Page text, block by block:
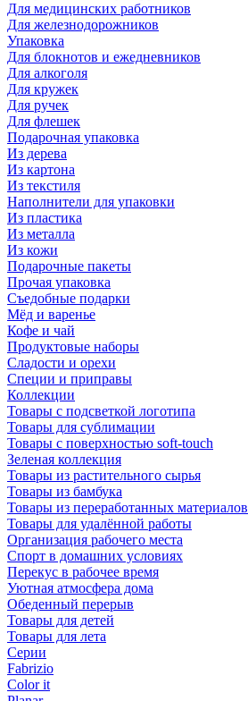
Для медицинских работников
Для железнодорожников
Упаковка
Для блокнотов и ежедневников
Для алкоголя
Для кружек
Для ручек
Для флешек
Подарочная упаковка
Из дерева
Из картона
Из текстиля
Наполнители для упаковки
Из пластика
Из металла
Из кожи
Подарочные пакеты
Прочая упаковка
Съедобные подарки
Мёд и варенье
Кофе и чай
Продуктовые наборы
Сладости и орехи
Специи и приправы
Коллекции
Товары с подсветкой логотипа
Товары для сублимации
Товары с поверхностью soft-touch
Зеленая коллекция
Товары из растительного сырья
Товары из бамбука
Товары из переработанных материалов
Товары для удалённой работы
Организация рабочего места
Спорт в домашних условиях
Перекус в рабочее время
Уютная атмосфера дома
Обеденный перерыв
Товары для детей
Товары для лета
Серии
Fabrizio
Color it